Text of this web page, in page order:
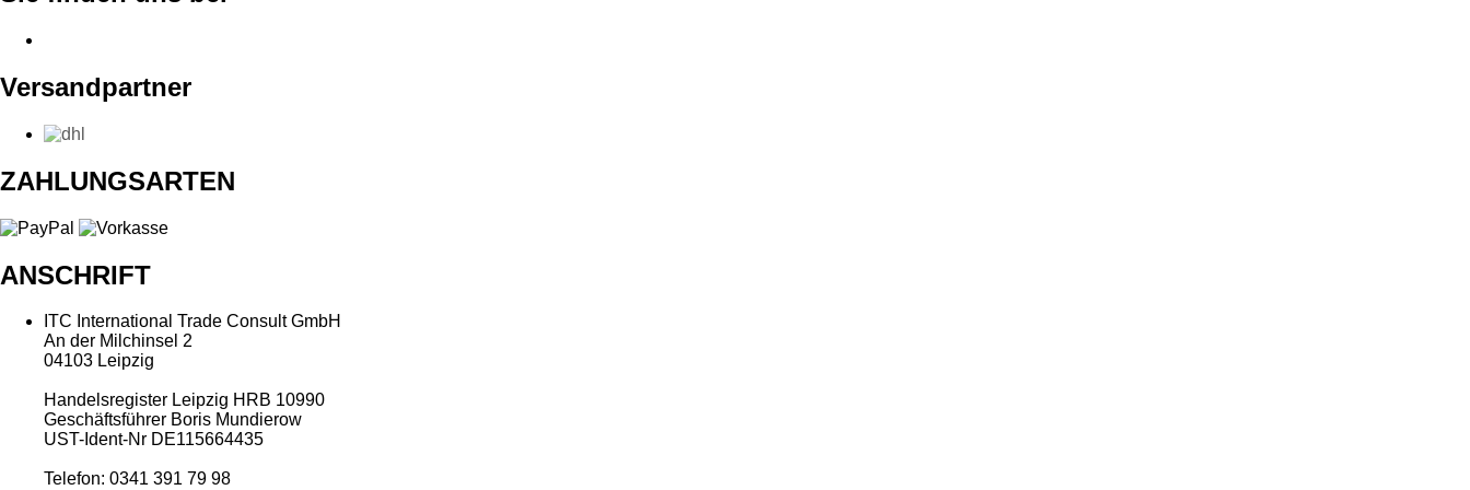
Versandpartner
ZAHLUNGSARTEN
ANSCHRIFT
ITC International Trade Consult GmbH
An der Milchinsel 2
04103 Leipzig
Handelsregister Leipzig HRB 10990
Geschäftsführer Boris Mundierow
UST-Ident-Nr DE115664435
Telefon: 0341 391 79 98